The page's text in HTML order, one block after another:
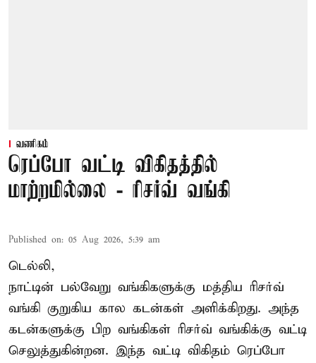
வணிகம்
ரெப்போ வட்டி விகிதத்தில்
மாற்றமில்லை - ரிசர்வ் வங்கி
Published on: 05 Aug 2026, 5:39 am
டெல்லி,
நாட்டின் பல்வேறு வங்கிகளுக்கு மத்திய ரிசர்வ்
வங்கி குறுகிய கால கடன்கள் அளிக்கிறது. அந்த
கடன்களுக்கு பிற வங்கிகள் ரிசர்வ் வங்கிக்கு வட்டி
செலுத்துகின்றன. இந்த வட்டி விகிதம் ரெப்போ